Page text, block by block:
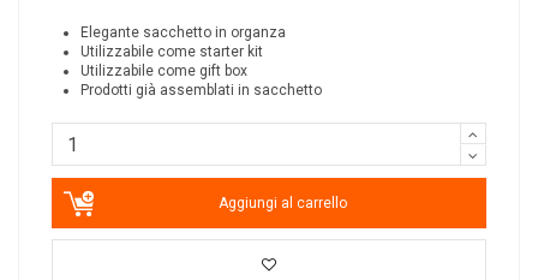
Elegante sacchetto in organza
Utilizzabile come starter kit
Utilizzabile come gift box
Prodotti già assemblati in sacchetto
Aggiungi al carrello